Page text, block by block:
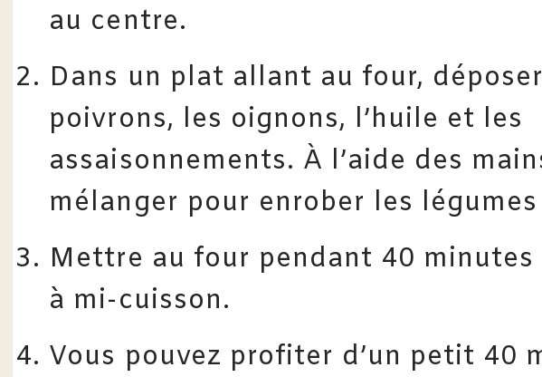
au centre.
Dans un plat allant au four,
poivrons, les oignons, l’huile et les
assaisonnements. À l’aide des
mélanger pour enrober les légumes
Mettre au four pendant 40 minutes
à mi-cuisson.
Vous pouvez profiter d’un petit 40